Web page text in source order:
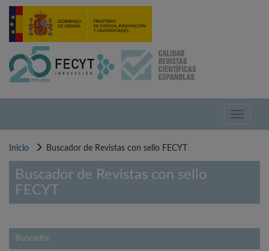
Pasar
contenido
Toggle
Inicio Buscador de Revistas con sello FECYT
Buscador de Revistas con sello
FECYT
Buscador